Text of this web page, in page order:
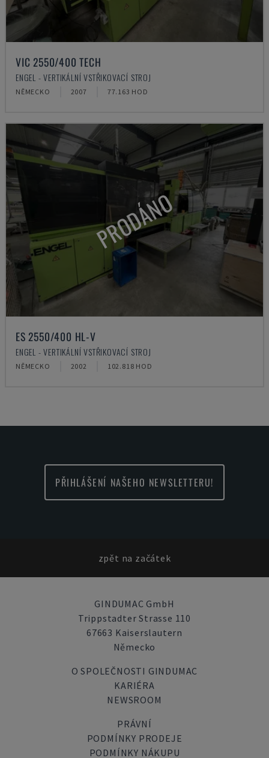
VIC 2550/400 TECH
ENGEL - VERTIKÁLNÍ VSTŘIKOVACÍ STROJ
NĚMECKO 2007 77.163 HOD
PRODÁNO
ES 2550/400 HL-V
ENGEL - VERTIKÁLNÍ VSTŘIKOVACÍ STROJ
NĚMECKO 2002 102.818 HOD
PŘIHLÁŠENÍ NAŠEHO NEWSLETTERU!
zpět na začátek
GINDUMAC GmbH
Trippstadter Strasse 110
67663 Kaiserslautern
Německo
O SPOLEČNOSTI GINDUMAC
KARIÉRA
NEWSROOM
PRÁVNÍ
PODMÍNKY PRODEJE
PODMÍNKY NÁKUPU